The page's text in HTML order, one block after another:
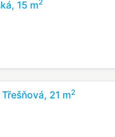
15 m2
21 m2